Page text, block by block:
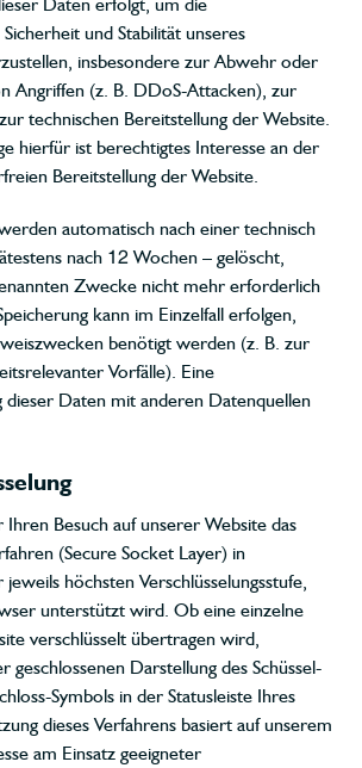
und Stabilität unseres
insbesondere zur Abwehr oder
Angriffen (z. B. DDoS-Attacken), zur
technischen Bereitstellung der Website.
hierfür ist berechtigtes Interesse an der
Bereitstellung der Website.
automatisch nach einer technisch
nach 12 Wochen – gelöscht,
Zwecke nicht mehr erforderlich
kann im Einzelfall erfolgen,
benötigt werden (z. B. zur
Vorfälle). Eine
dieser Daten mit anderen Datenquellen
Besuch auf unserer Website das
(Secure Socket Layer) in
höchsten Verschlüsselungsstufe,
unterstützt wird. Ob eine einzelne
verschlüsselt übertragen wird,
geschlossenen Darstellung des Schüssel-
Symbols in der Statusleiste Ihres
dieses Verfahrens basiert auf unserem
am Einsatz geeigneter